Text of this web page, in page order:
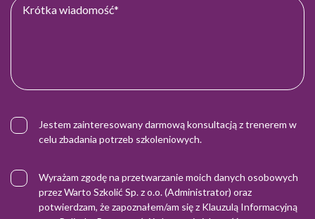
Jestem zainteresowany darmową konsultacją z trenerem w
celu zbadania potrzeb szkoleniowych.
Wyrażam zgodę na przetwarzanie moich danych osobowych
przez Warto Szkolić Sp. z o.o. (Administrator) oraz
potwierdzam, że zapoznałem/am się z Klauzulą Informacyjną